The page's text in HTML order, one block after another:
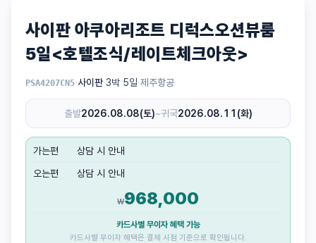
사이판 아쿠아리조트 디럭스오션뷰룸
5일<호텔조식/레이트체크아웃>
PSA4207CN5·사이판·3박 5일·제주항공
출발2026.08.08(토)~귀국2026.08.11(화)
가는편
상담 시 안내
오는편
상담 시 안내
₩968,000
카드사별 무이자 혜택 가능
카드사별 무이자 혜택은 결제 시점 기준으로 확인됩니다.